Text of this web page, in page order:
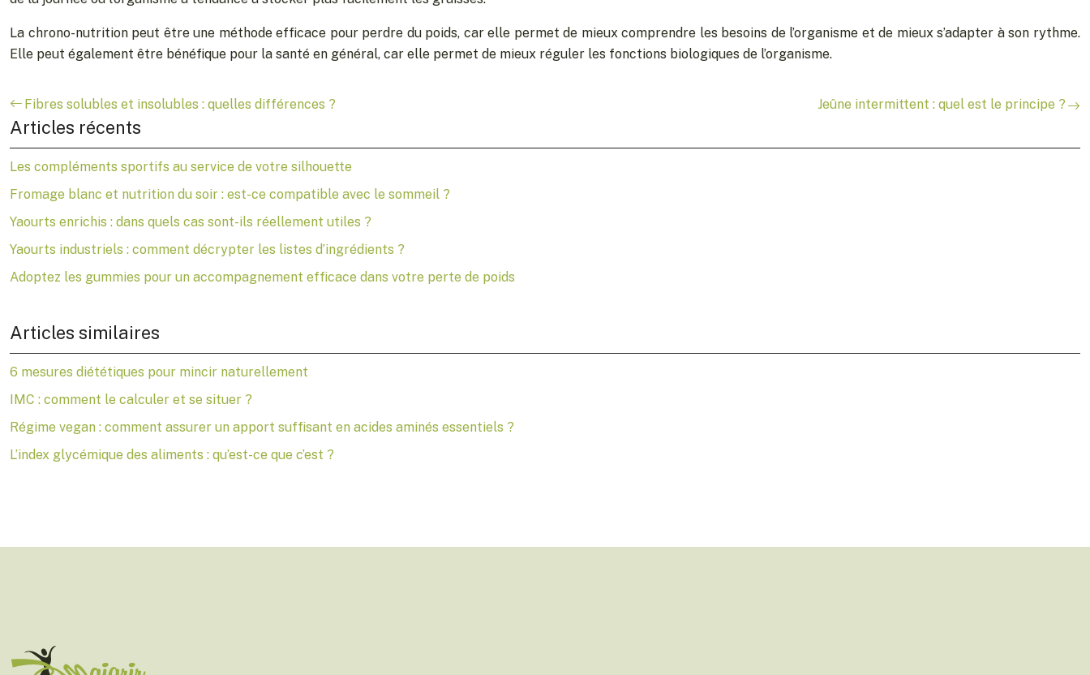
La chrono-nutrition peut être une méthode efficace pour perdre du poids, car elle permet de mieux comprendre les besoins de l’organisme et de mieux s’adapter à son rythme.
Elle peut également être bénéfique pour la santé en général, car elle permet de mieux réguler les fonctions biologiques de l’organisme.
Fibres solubles et insolubles : quelles différences ? Jeûne intermittent : quel est le principe ?
Articles récents
Les compléments sportifs au service de votre silhouette
Fromage blanc et nutrition du soir : est-ce compatible avec le sommeil ?
Yaourts enrichis : dans quels cas sont-ils réellement utiles ?
Yaourts industriels : comment décrypter les listes d’ingrédients ?
Adoptez les gummies pour un accompagnement efficace dans votre perte de poids
Articles similaires
6 mesures diététiques pour mincir naturellement
IMC : comment le calculer et se situer ?
Régime vegan : comment assurer un apport suffisant en acides aminés essentiels ?
L’index glycémique des aliments : qu’est-ce que c’est ?